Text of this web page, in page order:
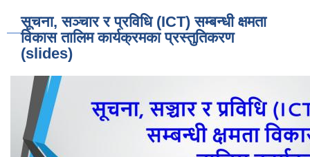
सूचना, सञ्चार र प्रविधि (ICT) सम्बन्धी क्षमता
विकास तालिम कार्यक्रमका प्रस्तुतिकरण
(slides)